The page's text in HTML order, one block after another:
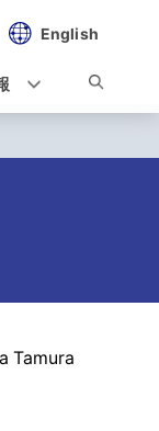
English
Tamura